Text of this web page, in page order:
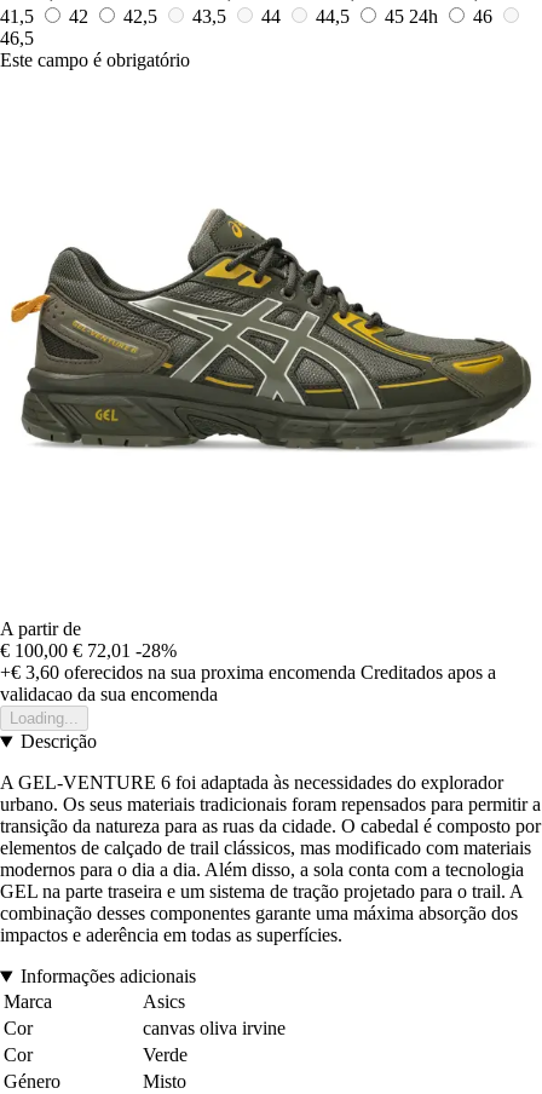
41,5
42 42,5 43,5 44 44,5 45 24h
46
46,5
Este campo é obrigatório
A partir de
€ 100,00 € 72,01 -28%
+€ 3,60 oferecidos na sua proxima encomenda Creditados apos a
validacao da sua encomenda
Loading...
Descrição
A GEL-VENTURE 6 foi adaptada às necessidades do explorador
urbano. Os seus materiais tradicionais foram repensados para permitir a
transição da natureza para as ruas da cidade. O cabedal é composto por
elementos de calçado de trail clássicos, mas modificado com materiais
modernos para o dia a dia. Além disso, a sola conta com a tecnologia
GEL na parte traseira e um sistema de tração projetado para o trail. A
combinação desses componentes garante uma máxima absorção dos
impactos e aderência em todas as superfícies.
Informações adicionais
Marca
Asics
Cor
canvas oliva irvine
Cor
Verde
Género
Misto